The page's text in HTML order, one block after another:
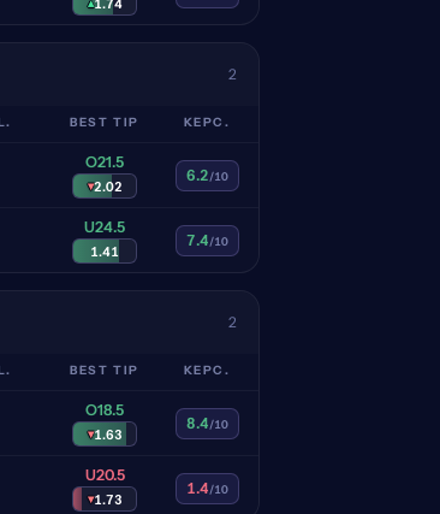
2
BEST TIP KEPC.
O21.5
▾2.02
6.2/10
U24.5
1.41
7.4/10
2
BEST TIP KEPC.
O18.5
▾1.63
8.4/10
U20.5
▾1.73
1.4/10